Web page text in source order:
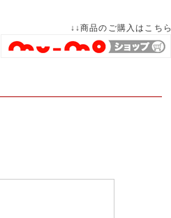
↓↓商品のご購入はこちら